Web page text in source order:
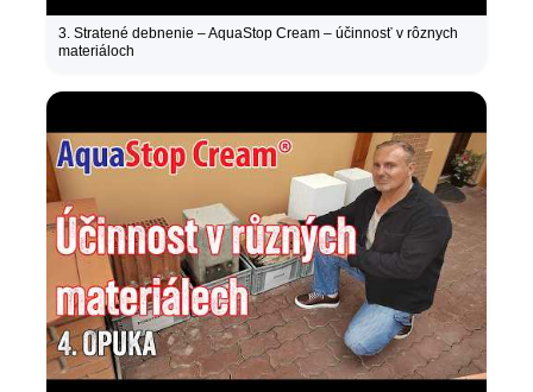
3. Stratené debnenie – AquaStop Cream – účinnosť v rôznych
materiáloch